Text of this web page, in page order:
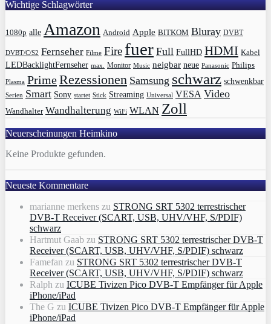
Wichtige Schlagwörter
1080p alle Amazon Android Apple BITKOM Bluray DVBT
DVBT/C/S2 Fernseher Filme Fire fuer Full FullHD HDMI Kabel
LEDBacklightFernseher max. Monitor Music neigbar neue Panasonic Philips
Plasma PrimeRezessionen Samsung schwarz schwenkbar
Serien Smart Sony startet Stick Streaming Universal VESA Video
Wandhalter Wandhalterung WiFi WLAN Zoll
Neuerscheinungen Heimkino
Keine Produkte gefunden.
Neueste Kommentare
marianne merkens zu STRONG SRT 5302 terrestrischer
DVB-T Receiver (SCART, USB, UHV/VHF, S/PDIF)
schwarz
Hartmut Gaab zu STRONG SRT 5302 terrestrischer DVB-T
Receiver (SCART, USB, UHV/VHF, S/PDIF) schwarz
Famefan zu STRONG SRT 5302 terrestrischer DVB-T
Receiver (SCART, USB, UHV/VHF, S/PDIF) schwarz
Ralph zu ICUBE Tivizen Pico DVB-T Empfänger für Apple
iPhone/iPad
The G zu ICUBE Tivizen Pico DVB-T Empfänger für Apple
iPhone/iPad